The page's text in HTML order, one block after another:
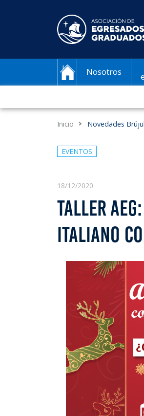
Nosotros
Inicio Novedades
EVENTOS
18/12/2020
TALLER
ITALIANO